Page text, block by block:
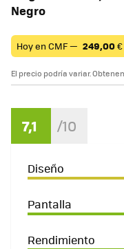
Negro
Hoy en CMF — 249,00€
El precio podría variar.
7,1
Diseño
Pantalla
Rendimiento